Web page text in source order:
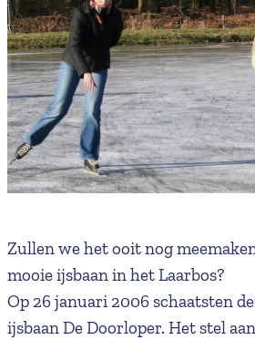
Zullen we het ooit nog
mooie ijsbaan in het Laarbos?
Op 26 januari 2006 schaatsten
ijsbaan De Doorloper. Het stel